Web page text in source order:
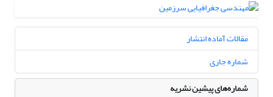
مقالات آماده انتشار
شماره جاری
شماره‌های پیشین نشریه